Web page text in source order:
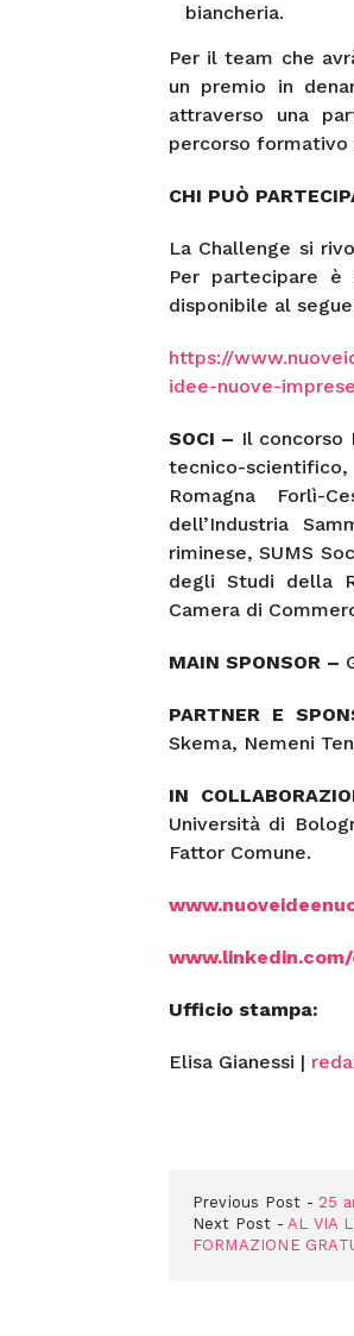
biancheria.
Per il team che
un premio in
attraverso una
percorso formativo
CHI PUÒ
La Challenge si
Per partecipare
disponibile al
https://
idee-nuove-
SOCI – Il concorso
tecnico-
Romagna Forlì-
dell’Industria
riminese, SUMS
degli Studi della
Camera di
MAIN SPONSOR –
PARTNER E
Skema, Nemeni
IN
Università di
Fattor Comune.
Ufficio stampa:
Elisa Gianessi |
Previous Post
25
Next Post
AL VIA
FORMAZIONE